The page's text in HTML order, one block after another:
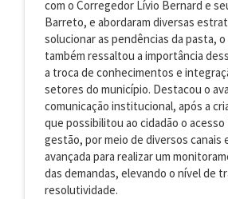
com o Corregedor Lívio Bernard e
Barreto, e abordaram diversas
solucionar as pendências da pasta,
também ressaltou a importância
a troca de conhecimentos e
setores do município. Destacou o
comunicação institucional, após a
que possibilitou ao cidadão o
gestão, por meio de diversos canais
avançada para realizar um
das demandas, elevando o nível de
resolutividade.